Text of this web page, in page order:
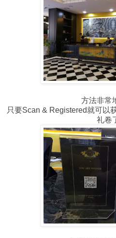
方法非常
只要Scan & Registered就可以
礼卷